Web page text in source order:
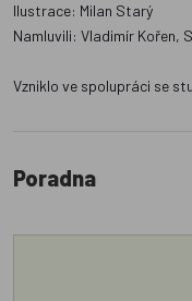
Ilustrace: Milan Starý
Namluvili: Vladimír Kořen,
Vzniklo ve spolupráci se
Poradna